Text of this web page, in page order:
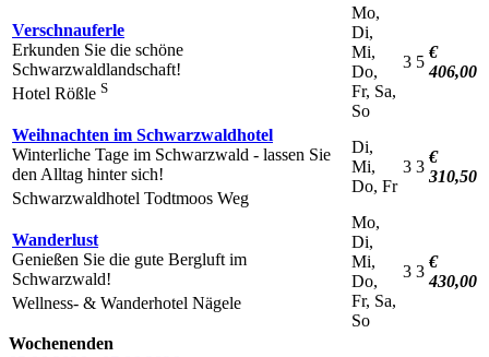
Verschnauferle
Erkunden Sie die schöne
Schwarzwaldlandschaft!
Hotel Rößle S
Mo,
Di,
Mi,
Do,
Fr, Sa,
So
3 5
€
406,00
Weihnachten im Schwarzwaldhotel
Winterliche Tage im Schwarzwald - lassen Sie
den Alltag hinter sich!
Schwarzwaldhotel Todtmoos Weg
Di,
Mi,
Do, Fr
3 3
€
310,50
Wanderlust
Genießen Sie die gute Bergluft im
Schwarzwald!
Wellness- & Wanderhotel Nägele
Mo,
Di,
Mi,
Do,
Fr, Sa,
So
3 3
€
430,00
Wochenenden